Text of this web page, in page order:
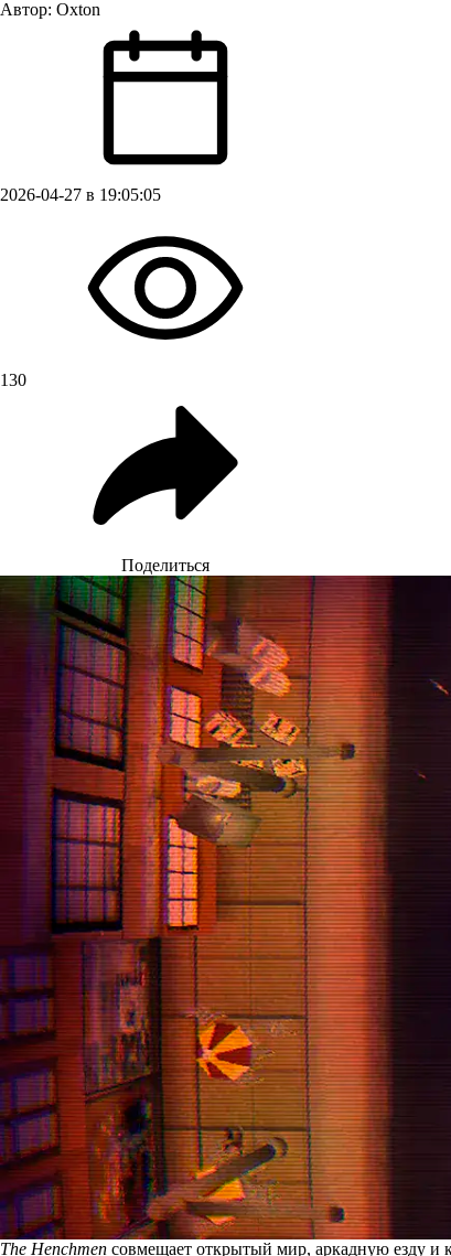
Автор: Oxton
2026-04-27 в 19:05:05
130
Поделиться
The Henchmen совмещает открытый мир, аркадную езду и